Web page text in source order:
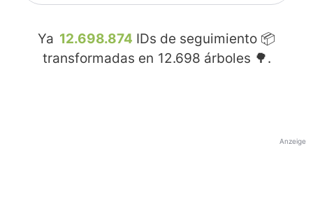
Ya 12.698.874 IDs de seguimiento 📦
transformadas en 12.698 árboles 🌳.
Anzeige